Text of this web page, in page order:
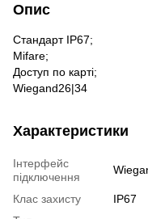
Опис
Стандарт IP67;
Mifare;
Доступ по карті;
Wiegand26|34
Характеристики
Інтерфейс
підключення
Клас захисту
IP67